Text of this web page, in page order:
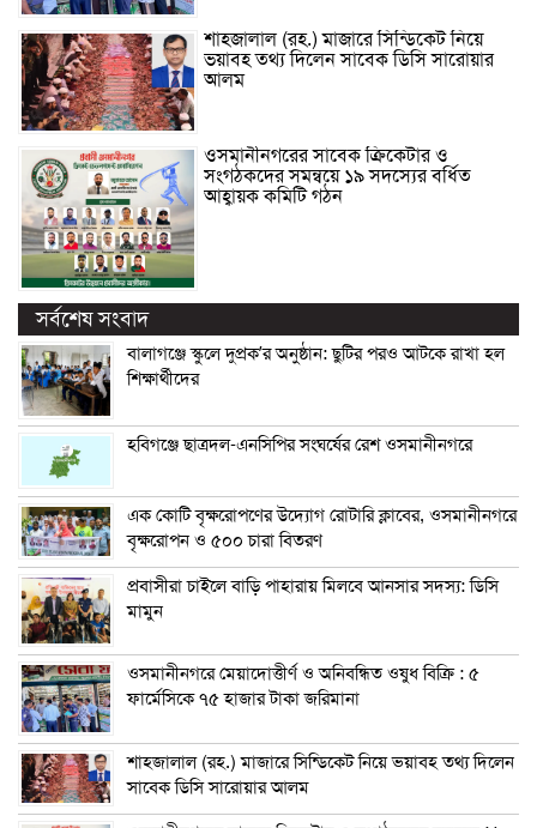
শাহজালাল (রহ.) মাজারে সিন্ডিকেট নিয়ে
ভয়াবহ তথ্য দিলেন সাবেক ডিসি সারোয়ার
আলম
ওসমানীনগরের সাবেক ক্রিকেটার ও
সংগঠকদের সমন্বয়ে ১৯ সদস্যের বর্ধিত
আহ্বায়ক কমিটি গঠন
সর্বশেষ সংবাদ
বালাগঞ্জে স্কুলে দুপ্রক’র অনুষ্ঠান: ছুটির পরও আটকে রাখা হল
শিক্ষার্থীদের
হবিগঞ্জে ছাত্রদল-এনসিপির সংঘর্ষের রেশ ওসমানীনগরে
এক কোটি বৃক্ষরোপণের উদ্যোগ রোটারি ক্লাবের, ওসমানীনগরে
বৃক্ষরোপন ও ৫০০ চারা বিতরণ
প্রবাসীরা চাইলে বাড়ি পাহারায় মিলবে আনসার সদস্য: ডিসি
মামুন
ওসমানীনগরে মেয়াদোত্তীর্ণ ও অনিবন্ধিত ওষুধ বিক্রি : ৫
ফার্মেসিকে ৭৫ হাজার টাকা জরিমানা
শাহজালাল (রহ.) মাজারে সিন্ডিকেট নিয়ে ভয়াবহ তথ্য দিলেন
সাবেক ডিসি সারোয়ার আলম